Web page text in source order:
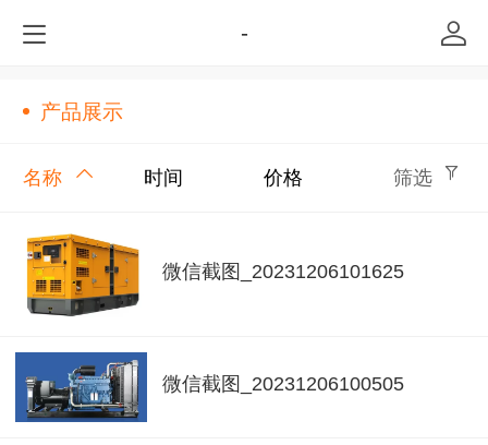
-
产品展示
名称 时间 价格 筛选
微信截图_20231206101625
微信截图_20231206100505